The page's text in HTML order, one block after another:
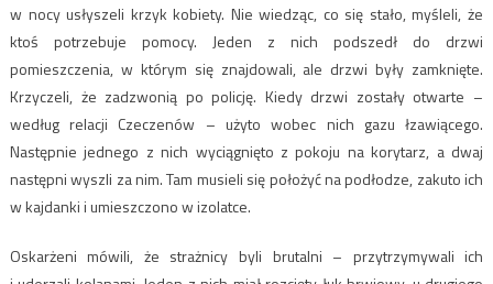
w nocy usłyszeli krzyk kobiety. Nie wiedząc, co się stało, myśleli, że
ktoś potrzebuje pomocy. Jeden z nich podszedł do drzwi
pomieszczenia, w którym się znajdowali, ale drzwi były zamknięte.
Krzyczeli, że zadzwonią po policję. Kiedy drzwi zostały otwarte –
według relacji Czeczenów – użyto wobec nich gazu łzawiącego.
Następnie jednego z nich wyciągnięto z pokoju na korytarz, a dwaj
następni wyszli za nim. Tam musieli się położyć na podłodze, zakuto ich
w kajdanki i umieszczono w izolatce.
Oskarżeni mówili, że strażnicy byli brutalni – przytrzymywali ich